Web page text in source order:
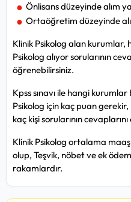
Önlisans düzeyinde alım
Ortaöğretim düzeyinde
Klinik Psikolog alan
Psikolog alıyor sorularının
öğrenebilirsiniz.
Kpss sınavı ile hangi
Psikolog için kaç puan gerekir,
kaç kişi sorularının
Klinik Psikolog ortalama
olup, Teşvik, nöbet ve ek
rakamlardır.